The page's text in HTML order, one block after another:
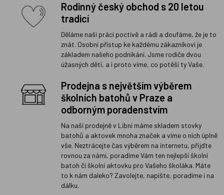
Rodinný český obchod s 20 letou
tradicí
Děláme naši práci poctivě a rádi a doufáme, že je to
znát. Osobní přístup ke každému zákazníkovi je
základem našeho podnikání. Jsme rodiče dvou
úžasných dětí, a i proto víme, co potěší ty Vaše.
Prodejna s největším výběrem
školních batohů v Praze a
odborným poradenstvím
Na naší prodejně v Libni máme skladem stovky
batohů a aktovek mnoha značek a víme o nich úplně
vše. Neztrácejte čas výběrem na internetu, přijďte
rovnou za námi, poradíme Vám ten nejlepší školní
batoh či školní aktovku pro Vašeho školáka. Máte
to k nám daleko? Zavolejte, napište, poradíme i na
dálku.